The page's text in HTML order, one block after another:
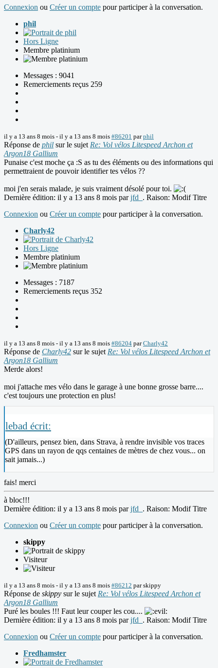
Connexion ou Créer un compte pour participer à la conversation.
phil
Hors Ligne
Membre platinium
Messages : 9041
Remerciements reçus 259
il y a 13 ans 8 mois - il y a 13 ans 8 mois #86201 parphil
Réponse de phil sur le sujet Re: Vol vélos Litespeed Archon et
Argon18 Gallium
Punaise c'est moche ça :S as tu des éléments ou des informations qui
permettraient de pouvoir identifier tes vélos ??
moi j'en serais malade, je suis vraiment désolé pour toi.
Dernière édition: il y a 13 ans 8 mois parjfd_ . Raison: Modif Titre
Connexion ou Créer un compte pour participer à la conversation.
Charly42
Hors Ligne
Membre platinium
Messages : 7187
Remerciements reçus 352
il y a 13 ans 8 mois - il y a 13 ans 8 mois #86204 parCharly42
Réponse de Charly42 sur le sujet Re: Vol vélos Litespeed Archon et
Argon18 Gallium
Merde alors!
moi j'attache mes vélo dans le garage à une bonne grosse barre....
c'est toujours une protection en plus!
lebad écrit:
(D'ailleurs, pensez bien, dans Strava, à rendre invisible vos traces
GPS dans un rayon de qqs centaines de mètres de chez vous... on
sait jamais...)
fais! merci
à bloc!!!
Dernière édition: il y a 13 ans 8 mois parjfd_ . Raison: Modif Titre
Connexion ou Créer un compte pour participer à la conversation.
skippy
Visiteur
il y a 13 ans 8 mois - il y a 13 ans 8 mois #86212 parskippy
Réponse de skippy sur le sujet Re: Vol vélos Litespeed Archon et
Argon18 Gallium
Puré les boules !!! Faut leur couper les cou....
Dernière édition: il y a 13 ans 8 mois parjfd_ . Raison: Modif Titre
Connexion ou Créer un compte pour participer à la conversation.
Fredhamster